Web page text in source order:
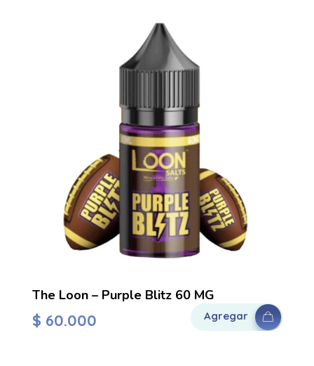
The Loon – Purple Blitz 60 MG
$ 60.000 Agregar